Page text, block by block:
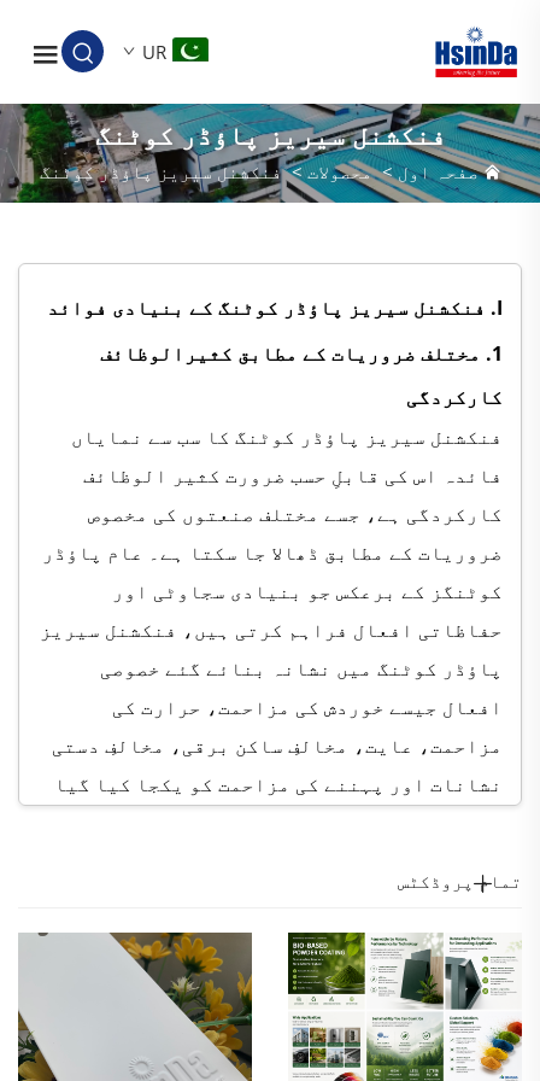
UR
فنکشنل سیریز پاؤڈر کوٹنگ
صفحہ اول>محصولات>فنکشنل سیریز پاؤڈر کوٹنگ
I. فنکشنل سیریز پاؤڈر کوٹنگ کے بنیادی فوائد
1. مختلف ضروریات کے مطابق کثیرالوظائف
کارکردگی
فنکشنل سیریز پاؤڈر کوٹنگ کا سب سے نمایاں
فائدہ اس کی قابلِ حسب ضرورت کثیر الوظائف
کارکردگی ہے، جسے مختلف صنعتوں کی مخصوص
ضروریات کے مطابق ڈھالا جا سکتا ہے۔ عام پاؤڈر
کوٹنگز کے برعکس جو بنیادی سجاوٹی اور
حفاظاتی افعال فراہم کرتی ہیں، فنکشنل سیریز
پاؤڈر کوٹنگ میں نشانہ بنائے گئے خصوصی
افعال جیسے خوردش کی مزاحمت، حرارت کی
مزاحمت، عایت، مخالفِ ساکن برقی، مخالفِ دستی
نشانات اور پہننے کی مزاحمت کو یکجا کیا گیا
سے زیادہ درج حرارت پر مستحکم کارکردگی
برقرار رکھے؛ الیکٹرانکس اور برقی شعبوں
میں، بہترین عایت اور مخالفِ ساکن برقی
خصوصیات والی فنکشنل سیریز پاؤڈر کوٹنگ سے
تمام پروڈکٹس